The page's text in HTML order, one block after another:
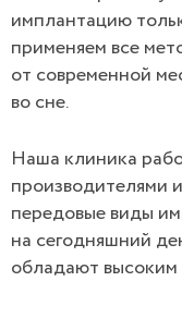
имплантацию
применяем все
от современной
во сне.
Наша клиника
производителями
передовые виды
на сегодняшний
обладают